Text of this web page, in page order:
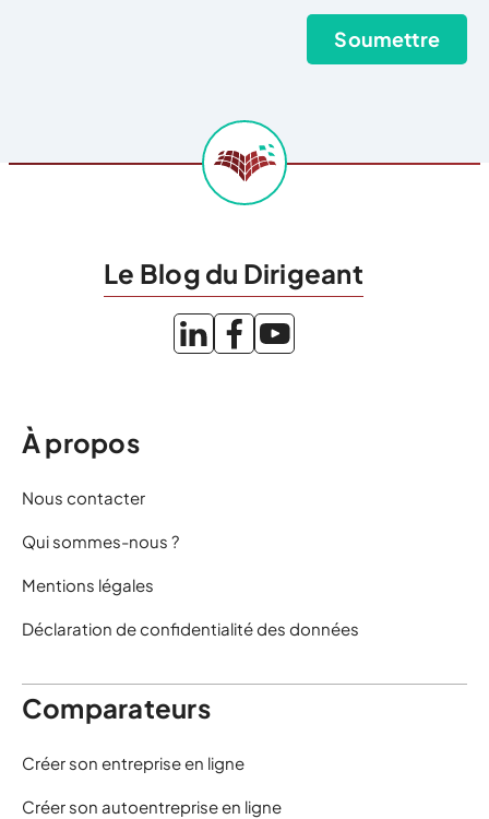
Le Blog du Dirigeant
À propos
Nous contacter
Qui sommes-nous ?
Mentions légales
Déclaration de confidentialité des données
Comparateurs
Créer son entreprise en ligne
Créer son autoentreprise en ligne